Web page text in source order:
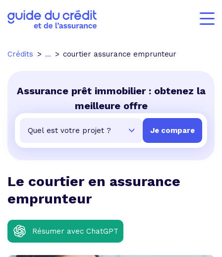
Crédits ... courtier assurance emprunteur
Assurance prêt immobilier : obtenez la
meilleure offre
Le courtier en assurance
emprunteur
Résumer avec ChatGPT